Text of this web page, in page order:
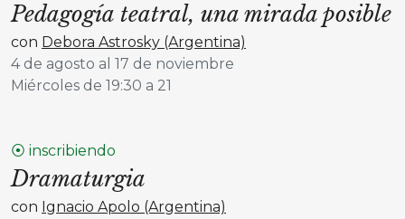
Pedagogía teatral, una mirada posible
con Debora Astrosky (Argentina)
4 de agosto al 17 de noviembre
Miércoles de 19:30 a 21
⦿ inscribiendo
Dramaturgia
con Ignacio Apolo (Argentina)